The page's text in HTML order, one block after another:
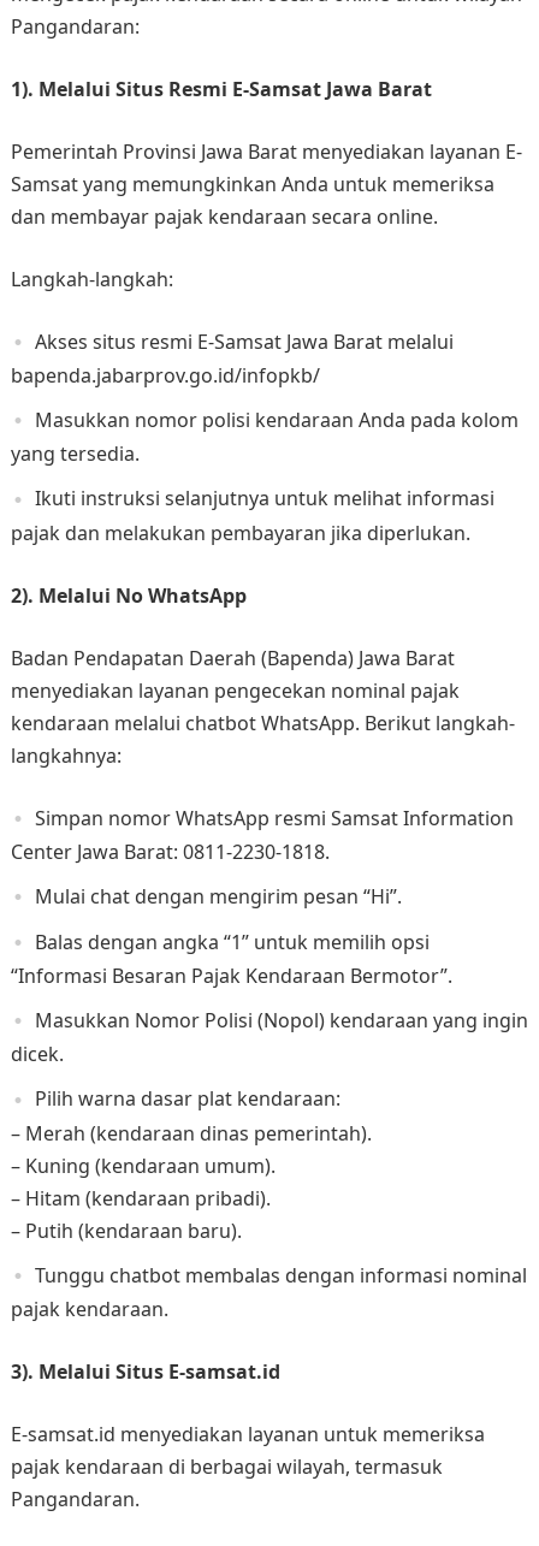
Pangandaran:
1). Melalui Situs Resmi E-Samsat Jawa Barat
Pemerintah Provinsi Jawa Barat menyediakan layanan E-
Samsat yang memungkinkan Anda untuk memeriksa
dan membayar pajak kendaraan secara online.
Langkah-langkah:
Akses situs resmi E-Samsat Jawa Barat melalui
bapenda.jabarprov.go.id/infopkb/
Masukkan nomor polisi kendaraan Anda pada kolom
yang tersedia.
Ikuti instruksi selanjutnya untuk melihat informasi
pajak dan melakukan pembayaran jika diperlukan.
2). Melalui No WhatsApp
Badan Pendapatan Daerah (Bapenda) Jawa Barat
menyediakan layanan pengecekan nominal pajak
kendaraan melalui chatbot WhatsApp. Berikut langkah-
langkahnya:​
Simpan nomor WhatsApp resmi Samsat Information
Center Jawa Barat: 0811-2230-1818.​
Mulai chat dengan mengirim pesan “Hi”.​
Balas dengan angka “1” untuk memilih opsi
“Informasi Besaran Pajak Kendaraan Bermotor”.​
Masukkan Nomor Polisi (Nopol) kendaraan yang ingin
dicek.​
Pilih warna dasar plat kendaraan:
– Merah (kendaraan dinas pemerintah).
– Kuning (kendaraan umum).​
– Hitam (kendaraan pribadi).​
– Putih (kendaraan baru).​
Tunggu chatbot membalas dengan informasi nominal
pajak kendaraan. ​
3). Melalui Situs E-samsat.id
E-samsat.id menyediakan layanan untuk memeriksa
pajak kendaraan di berbagai wilayah, termasuk
Pangandaran.